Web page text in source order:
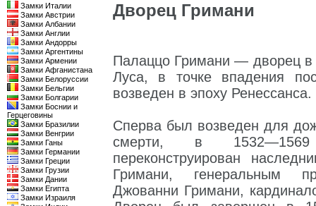
Замки Италии
Замки Австрии
Замки Албании
Замки Англии
Замки Андорры
Замки Аргентины
Замки Армении
Замки Афганистана
Замки Белоруссии
Замки Бельгии
Замки Болгарии
Замки Боснии и
Герцеговины
Замки Бразилии
Замки Венгрии
Замки Ганы
Замки Германии
Замки Греции
Замки Грузии
Замки Дании
Замки Египта
Замки Израиля
Дворец Гримани
Палаццо Гримани — дворец
Луса, в точке впадения
возведен в эпоху Ренессанса.
Сперва был возведен для
смерти, в 1532—1569
переконструирован
Гримани, генеральным
Джованни Гримани,